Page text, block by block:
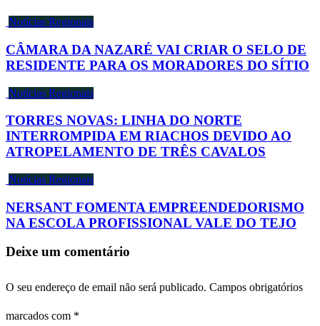
Notícias Regionais
CÂMARA DA NAZARÉ VAI CRIAR O SELO DE
RESIDENTE PARA OS MORADORES DO SÍTIO
Notícias Regionais
TORRES NOVAS: LINHA DO NORTE
INTERROMPIDA EM RIACHOS DEVIDO AO
ATROPELAMENTO DE TRÊS CAVALOS
Notícias Regionais
NERSANT FOMENTA EMPREENDEDORISMO
NA ESCOLA PROFISSIONAL VALE DO TEJO
Deixe um comentário
O seu endereço de email não será publicado. Campos obrigatórios
marcados com *